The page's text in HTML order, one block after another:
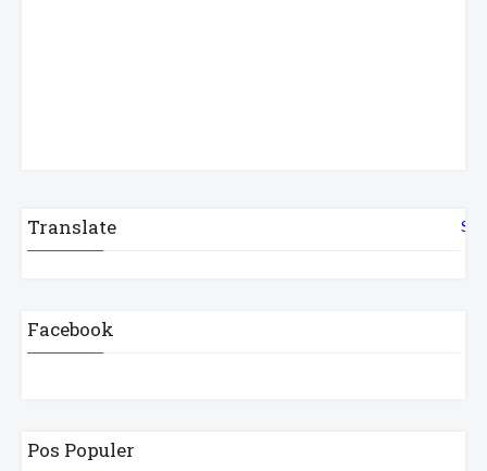
Translate
Facebook
Pos Populer